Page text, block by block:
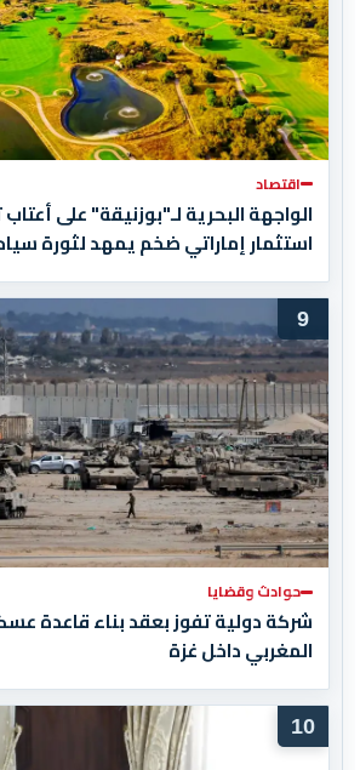
اقتصاد
الواجهة البحرية لـ"بوزنيقة" على
استثمار إماراتي ضخم يمهد لثورة
9
حوادث وقضايا
شركة دولية تفوز بعقد بناء قاعدة
المغربي داخل غزة
10